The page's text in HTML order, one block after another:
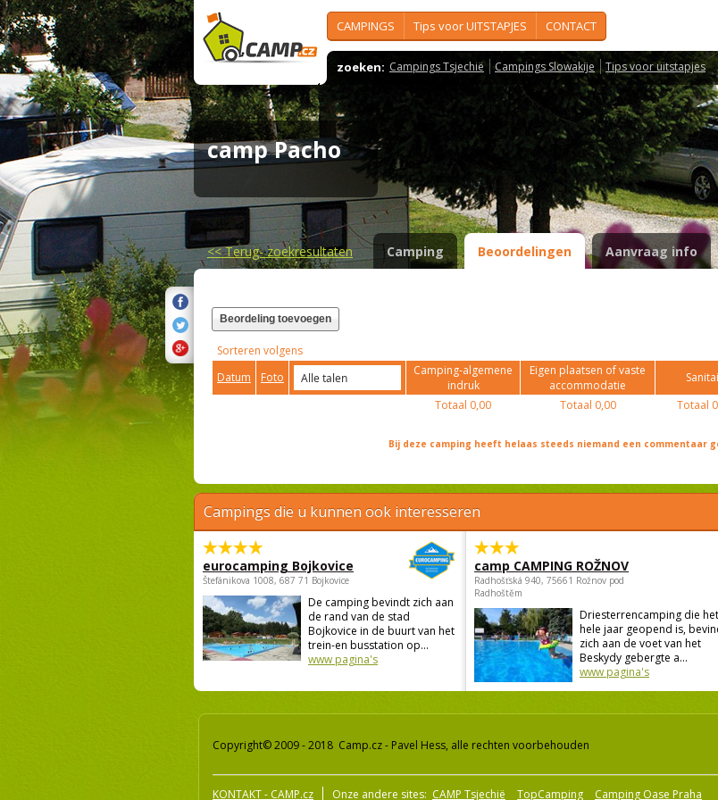
CAMPINGS Tips voor UITSTAPJES CONTACT
zoeken: Campings Tsjechië Campings Slowakije Tips voor uitstapjes
camp Pacho
<<Terug- zoekresultaten Camping Beoordelingen Aanvraag info
Beordeling toevoegen
Sorteren volgens
Datum
Foto
Camping-algemene
indruk
Eigen plaatsen of vaste
accommodatie
Totaal 0,00 Totaal 0,00 Totaal
Bij deze camping heeft helaas steeds niemand een commentaar
Campings die u kunnen ook interesseren
eurocamping Bojkovice
Štefánikova 1008, 687 71 Bojkovice
De camping bevindt zich aan
de rand van de stad
Bojkovice in de buurt van het
trein-en busstation op...
www pagina's
camp CAMPING ROŽNOV
Radhošťská 940, 75661 Rožnov pod
Radhoštěm
Driesterrencamping die het
hele jaar geopend is,
zich aan de voet van het
Beskydy gebergte a...
www pagina's
Copyright© 2009 - 2018 Camp.cz - Pavel Hess, alle rechten voorbehouden
KONTAKT - CAMP.cz Onze andere sites: CAMP Tsjechië TopCamping Camping Oase Praha